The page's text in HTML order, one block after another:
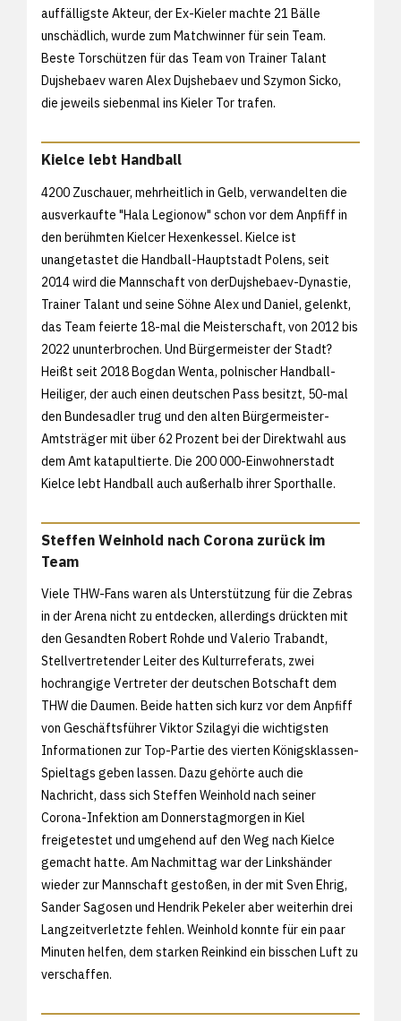
auffälligste Akteur, der Ex-Kieler machte 21 Bälle
unschädlich, wurde zum Matchwinner für sein Team.
Beste Torschützen für das Team von Trainer Talant
Dujshebaev waren Alex Dujshebaev und Szymon Sicko,
die jeweils siebenmal ins Kieler Tor trafen.
Kielce lebt Handball
4200 Zuschauer, mehrheitlich in Gelb, verwandelten die
ausverkaufte "Hala Legionow" schon vor dem Anpfiff in
den berühmten Kielcer Hexenkessel. Kielce ist
unangetastet die Handball-Hauptstadt Polens, seit
2014 wird die Mannschaft von derDujshebaev-Dynastie,
Trainer Talant und seine Söhne Alex und Daniel, gelenkt,
das Team feierte 18-mal die Meisterschaft, von 2012 bis
2022 ununterbrochen. Und Bürgermeister der Stadt?
Heißt seit 2018 Bogdan Wenta, polnischer Handball-
Heiliger, der auch einen deutschen Pass besitzt, 50-mal
den Bundesadler trug und den alten Bürgermeister-
Amtsträger mit über 62 Prozent bei der Direktwahl aus
dem Amt katapultierte. Die 200 000-Einwohnerstadt
Kielce lebt Handball auch außerhalb ihrer Sporthalle.
Steffen Weinhold nach Corona zurück im
Team
Viele THW-Fans waren als Unterstützung für die Zebras
in der Arena nicht zu entdecken, allerdings drückten mit
den Gesandten Robert Rohde und Valerio Trabandt,
Stellvertretender Leiter des Kulturreferats, zwei
hochrangige Vertreter der deutschen Botschaft dem
THW die Daumen. Beide hatten sich kurz vor dem Anpfiff
von Geschäftsführer Viktor Szilagyi die wichtigsten
Informationen zur Top-Partie des vierten Königsklassen-
Spieltags geben lassen. Dazu gehörte auch die
Nachricht, dass sich Steffen Weinhold nach seiner
Corona-Infektion am Donnerstagmorgen in Kiel
freigetestet und umgehend auf den Weg nach Kielce
gemacht hatte. Am Nachmittag war der Linkshänder
wieder zur Mannschaft gestoßen, in der mit Sven Ehrig,
Sander Sagosen und Hendrik Pekeler aber weiterhin drei
Langzeitverletzte fehlen. Weinhold konnte für ein paar
Minuten helfen, dem starken Reinkind ein bisschen Luft zu
verschaffen.